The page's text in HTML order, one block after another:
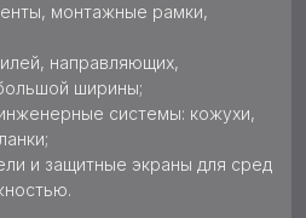
монтажные рамки,
направляющих,
ширины;
системы: кожухи,
и защитные экраны для сред